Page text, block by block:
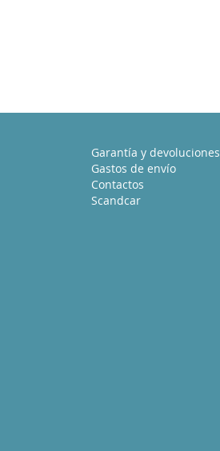
Garantía y devoluciones
Gastos de envío
Contactos
Scandcar